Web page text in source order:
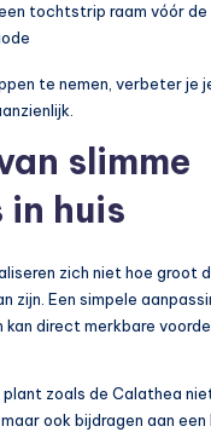
tochtstrip raam vóór de
te nemen, verbeter je
slimme
in huis
zich niet hoe groot
zijn. Een simpele
direct merkbare
plant zoals de Calathea
ook bijdragen aan een